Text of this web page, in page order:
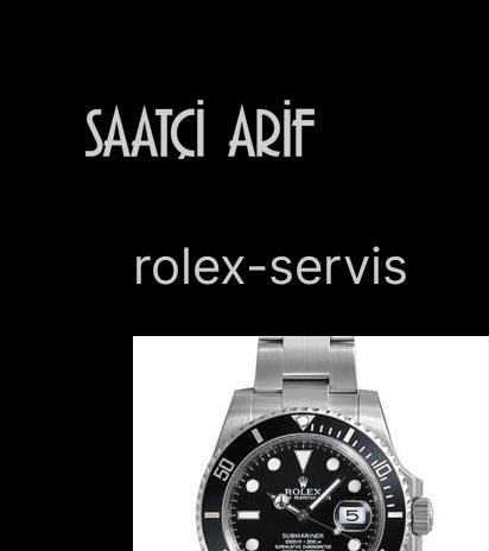
rolex-servis